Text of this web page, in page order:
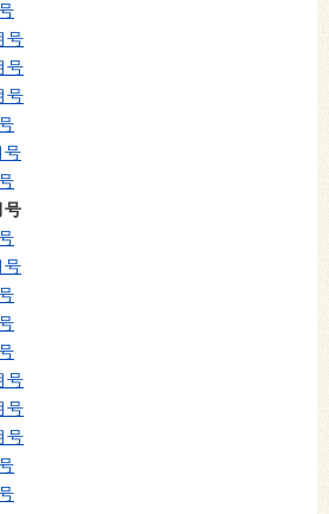
号
号
号
号
号
号
号
号
号